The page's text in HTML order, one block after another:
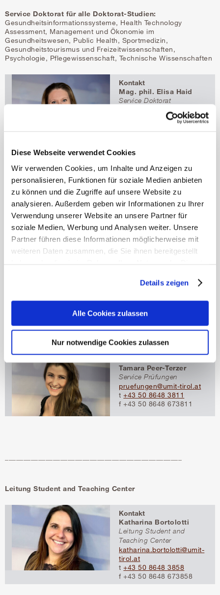
Diese Webseite verwendet Cookies
Wir verwenden Cookies, um Inhalte und Anzeigen zu
personalisieren, Funktionen für soziale Medien anbieten
zu können und die Zugriffe auf unsere Website zu
analysieren. Außerdem geben wir Informationen zu Ihrer
Verwendung unserer Website an unsere Partner für
soziale Medien, Werbung und Analysen weiter. Unsere
Partner führen diese Informationen möglicherweise mit
weiteren Daten zusammen, die Sie ihnen bereitgestellt
Details zeigen
Alle Cookies zulassen
Nur notwendige Cookies zulassen
Service Doktorat für alle Doktorat-Studien:
Gesundheitsinformationssysteme, Health Technology
Assessment, Management und Ökonomie im
Gesundheitswesen, Public Health, Sportmedizin,
Gesundheitstourismus und Freizeitwissenschaften,
Psychologie, Pflegewissenschaft, Technische Wissenschaften
Kontakt
Mag. phil. Elisa Haid
Service Doktorat
doktorat@umit-tirol.at
+43 50 8648 3819
________________________________________________
Service Prüfungen für alle Bachelor- und Master-/Magister-
Studien, ULGs sowie Service für UMIT TIROL-Academy:
Studienerfolgsbestätigungen, Prüfungsergebnisse,
Prüfungseinsichten, Prüfungsplanung, Prüfungsvorbereitung,
Prüfungsankündigungen, Ergänzungsprüfungen,
Lehrveranstaltungsprüfungen, Fristenprüfung,
Abschlussarbeiten, Akademische Feier, Zeugnisse und
Urkunden
Renate Lahartinger
pruefungen@umit-tirol.at
t+43 50 8648 3807
Tamara Peer-Terzer
Service Prüfungen
pruefungen@umit-tirol.at
t+43 50 8648 3811
f +43 50 8648 673811
Leitung Student and Teaching Center
Kontakt
Katharina Bortolotti
Leitung Student and
Teaching Center
katharina.bortolotti@umit-
tirol.at
t+43 50 8648 3858
f +43 50 8648 673858